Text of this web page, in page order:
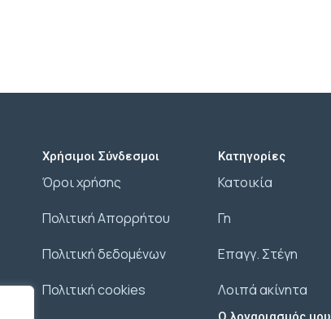
Χρήσιμοι Σύνδεσμοι
Όροι χρήσης
Πολιτική Απορρήτου
Πολιτική δεδομένων
Πολιτική cookies
Κατηγορίες
Κατοικία
Γη
Επαγγ. Στέγη
Λοιπά ακίνητα